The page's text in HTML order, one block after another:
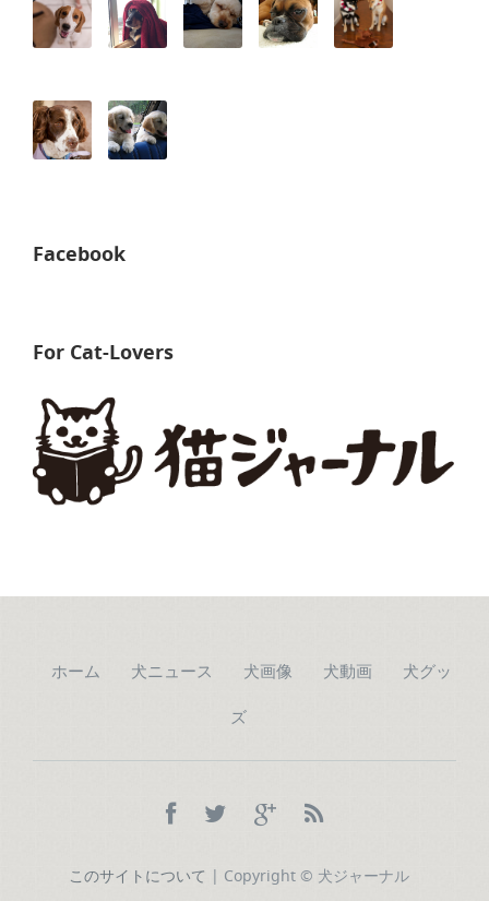
Facebook
For Cat-Lovers
ホーム 犬ニュース 犬画像 犬動画 犬グッ
ズ
このサイトについて | Copyright © 犬ジャーナル